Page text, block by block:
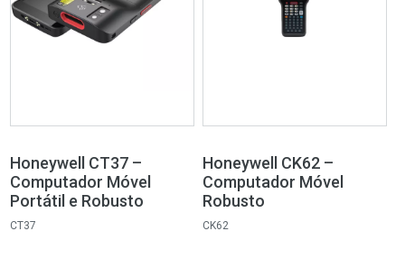
Honeywell CT37 –
Computador Móvel
Portátil e Robusto
CT37
Honeywell CK62 –
Computador Móvel
Robusto
CK62